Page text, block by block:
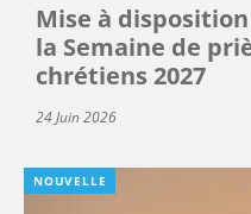
Mise à
la Semaine de
chrétiens 2027
24 Juin 2026
NOUVELLE